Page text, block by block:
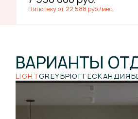
В ипотеку от 22 588 руб./мес.
ВАРИАНТЫ
LIGHTGREYБРЮГГЕСКАНДИЯ